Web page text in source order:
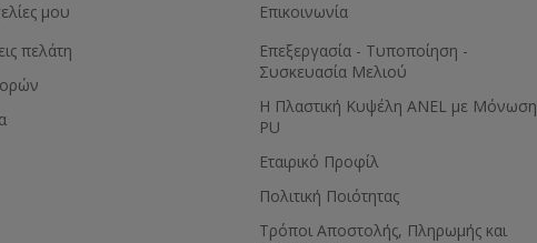
μου
πελάτη
Επικοινωνία
Επεξεργασία - Τυποποίηση -
Συσκευασία Μελιού
Η Πλαστική Κυψέλη ANEL με Μόνωση
PU
Εταιρικό Προφίλ
Πολιτική Ποιότητας
Τρόποι Αποστολής, Πληρωμής και